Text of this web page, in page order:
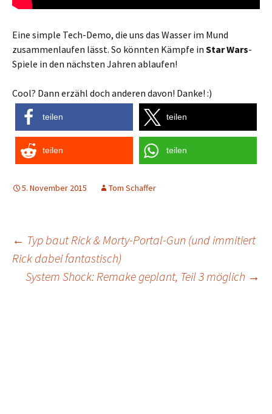
Eine simple Tech-Demo, die uns das Wasser im Mund
zusammenlaufen lässt. So könnten Kämpfe in Star Wars-
Spiele in den nächsten Jahren ablaufen!
Cool? Dann erzähl doch anderen davon! Danke! :)
teilen teilen
teilen teilen
5. November 2015 Tom Schaffer
Post
navigation
← Typ baut Rick & Morty-Portal-Gun (und immitiert
Rick dabei fantastisch)
System Shock: Remake geplant, Teil 3 möglich →